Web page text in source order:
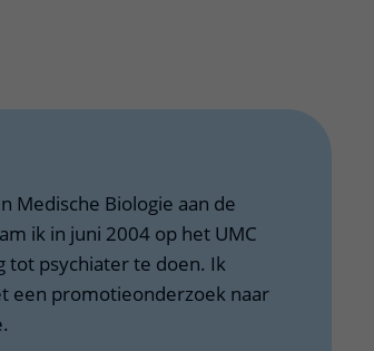
Medische Biologie aan de
ik in juni 2004 op het UMC
tot psychiater te doen. Ik
een promotieonderzoek naar